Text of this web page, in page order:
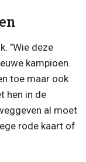
"Wie deze
kampioen.
toe maar ook
hen in de
al moet
rode kaart of